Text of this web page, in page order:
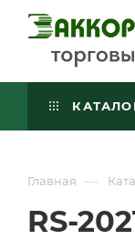
Главная —
RS-